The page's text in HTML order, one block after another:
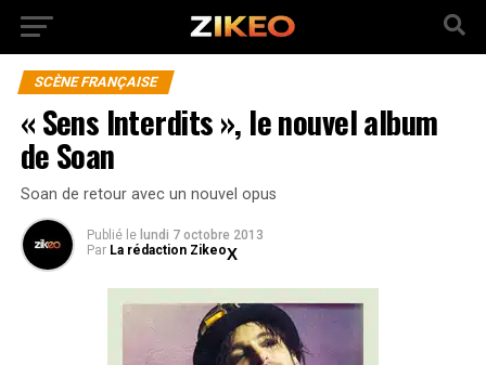
SCÈNE FRANÇAISE
« Sens Interdits », le nouvel album
de Soan
Soan de retour avec un nouvel opus
Publié le lundi 7 octobre 2013
Par La rédaction Zikeo